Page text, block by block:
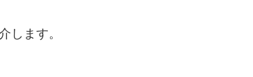
します。